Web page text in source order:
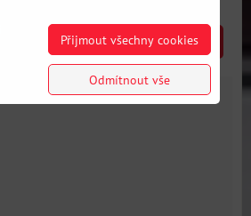
ks DO KOŠÍKU
Přijmout všechny cookies
Odmítnout vše